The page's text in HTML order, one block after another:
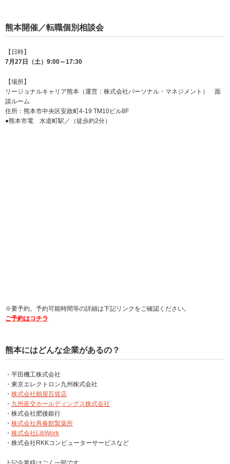
熊本開催／転職個別相談会
【日時】
7月27日（土）9:00～17:30
【場所】
リージョナルキャリア熊本（運営：株式会社パーソナル・マネジメント） 面
談ルーム
住所：熊本市中央区安政町4-19 TM10ビル8F
●熊本市電 水道町駅／（徒歩約2分）
※要予約。予約可能時間等の詳細は下記リンクをご確認ください。
ご予約はコチラ
熊本にはどんな企業があるの？
・平田機工株式会社
・東京エレクトロン九州株式会社
・ 株式会社鶴屋百貨店
・ 九州産交ホールディングス株式会社
・株式会社肥後銀行
・ 株式会社再春館製薬所
・ 株式会社LibWork
・株式会社RKKコンピューターサービスなど